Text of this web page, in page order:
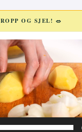
OG SJEL! 🥗